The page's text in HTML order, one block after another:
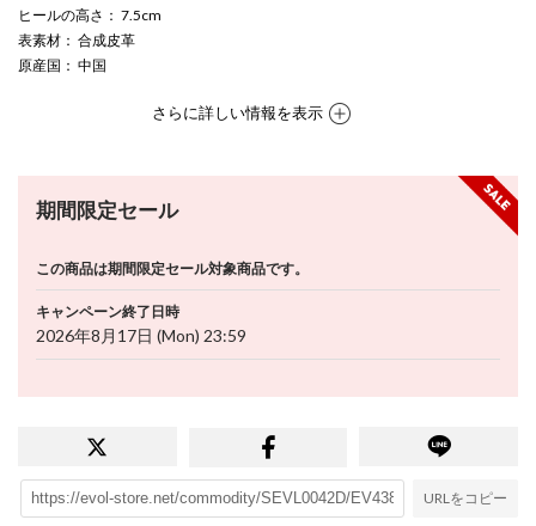
ヒールの高さ ： 7.5cm
表素材 ： 合成皮革
原産国 ： 中国
さらに詳しい情報を表示
期間限定セール
この商品は期間限定セール対象商品です。
キャンペーン終了日時
2026年8月17日 (Mon) 23:59
URLをコピー